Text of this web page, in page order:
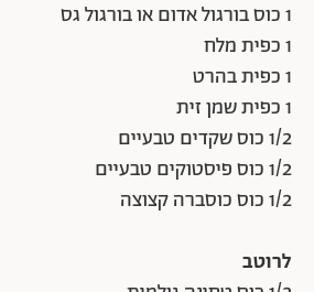
1 כוס בורגול אדום או בורגול גס
1 כפית מלח
1 כפית בהרט
1 כפית שמן זית
1/2 כוס שקדים טבעיים
1/2 כוס פיסטוקים טבעיים
1/2 כוס כוסברה קצוצה
לרוטב